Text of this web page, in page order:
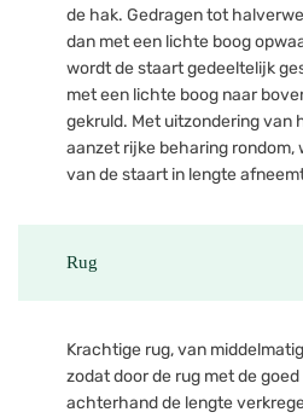
de hak. Gedragen tot
dan met een lichte boog
wordt de staart gedeeltelijk
met een lichte boog naar
gekruld. Met uitzondering van
aanzet rijke beharing rondom,
van de staart in lengte
Rug
Krachtige rug, van
zodat door de rug met de
achterhand de lengte